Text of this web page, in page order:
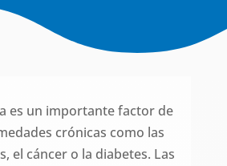
es un importante factor de
crónicas como las
el cáncer o la diabetes. Las